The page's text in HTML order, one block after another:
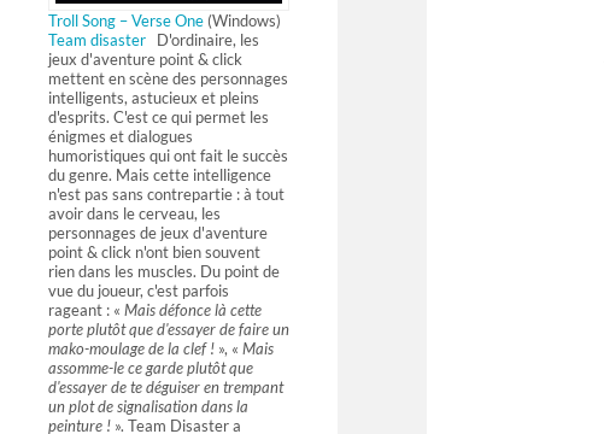
Troll Song – Verse One (Windows)
Team disaster D'ordinaire, les
jeux d'aventure point & click
mettent en scène des personnages
intelligents, astucieux et pleins
d'esprits. C'est ce qui permet les
énigmes et dialogues
humoristiques qui ont fait le succès
du genre. Mais cette intelligence
n'est pas sans contrepartie : à tout
avoir dans le cerveau, les
personnages de jeux d'aventure
point & click n'ont bien souvent
rien dans les muscles. Du point de
vue du joueur, c'est parfois
rageant : « Mais défonce là cette
porte plutôt que d'essayer de faire un
mako-moulage de la clef ! », « Mais
assomme-le ce garde plutôt que
d'essayer de te déguiser en trempant
un plot de signalisation dans la
peinture ! ». Team Disaster a